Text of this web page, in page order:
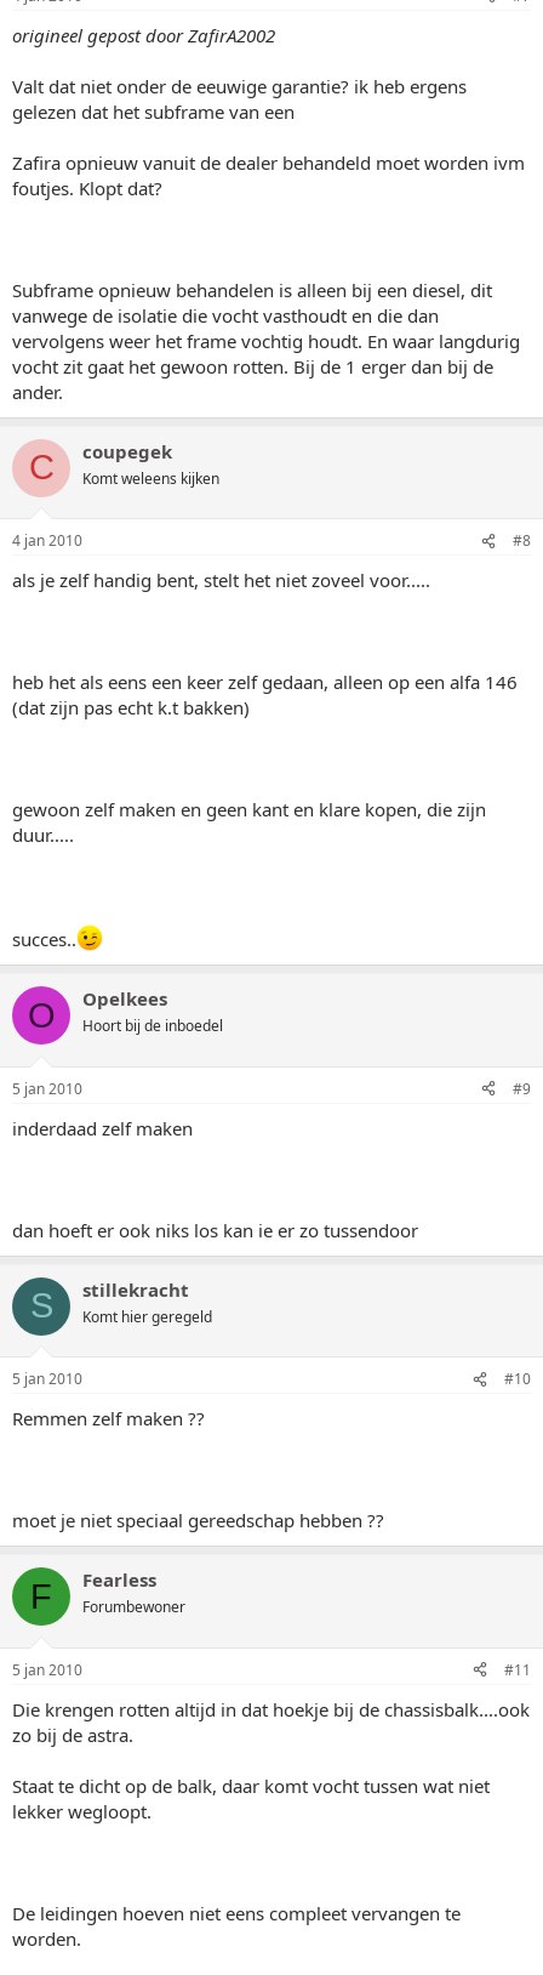
origineel gepost door ZafirA2002
Valt dat niet onder de eeuwige garantie? ik heb ergens
gelezen dat het subframe van een
Zafira opnieuw vanuit de dealer behandeld moet worden ivm
foutjes. Klopt dat?
Subframe opnieuw behandelen is alleen bij een diesel, dit
vanwege de isolatie die vocht vasthoudt en die dan
vervolgens weer het frame vochtig houdt. En waar langdurig
vocht zit gaat het gewoon rotten. Bij de 1 erger dan bij de
ander.
C coupegek
Komt weleens kijken
4 jan 2010 #8
als je zelf handig bent, stelt het niet zoveel voor.....
heb het als eens een keer zelf gedaan, alleen op een alfa 146
(dat zijn pas echt k.t bakken)
gewoon zelf maken en geen kant en klare kopen, die zijn
duur.....
succes..
O Opelkees
Hoort bij de inboedel
5 jan 2010 #9
inderdaad zelf maken
dan hoeft er ook niks los kan ie er zo tussendoor
S stillekracht
Komt hier geregeld
5 jan 2010 #10
Remmen zelf maken ??
moet je niet speciaal gereedschap hebben ??
F Fearless
Forumbewoner
5 jan 2010 #11
Die krengen rotten altijd in dat hoekje bij de chassisbalk....ook
zo bij de astra.
Staat te dicht op de balk, daar komt vocht tussen wat niet
lekker wegloopt.
De leidingen hoeven niet eens compleet vervangen te
worden.